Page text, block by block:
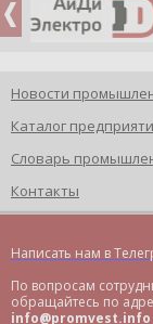
Новости
Каталог
Словарь
Контакты
Написать нам в
По вопросам
обращайтесь по
info@promvest.info